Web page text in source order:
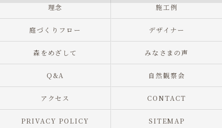
理念 施工例
庭づくりフロー デザイナー
森をめざして みなさまの声
Q&A 自然観察会
アクセス CONTACT
PRIVACY POLICY SITEMAP